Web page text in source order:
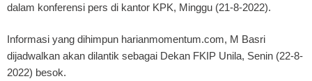
dalam konferensi pers di kantor KPK, Minggu (21-8-2022).
Informasi yang dihimpun harianmomentum.com, M Basri
dijadwalkan akan dilantik sebagai Dekan FKIP Unila, Senin (22-8-
2022) besok.